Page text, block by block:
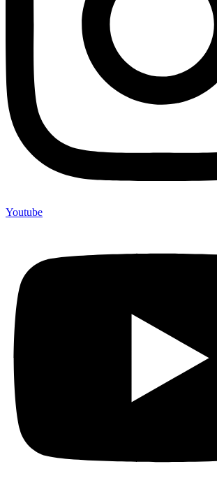
Youtube